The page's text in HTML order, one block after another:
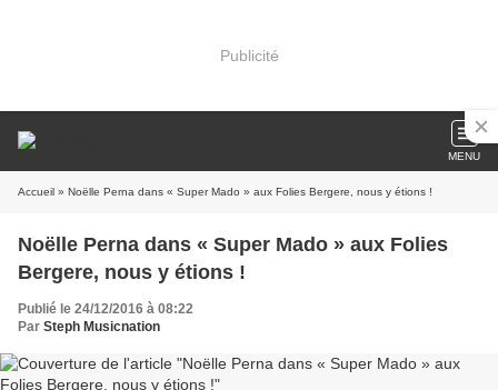
Publicité
MENU
Accueil » Noëlle Perna dans « Super Mado » aux Folies Bergere, nous y étions !
Noëlle Perna dans « Super Mado » aux Folies
Bergere, nous y étions !
Publié le 24/12/2016 à 08:22
Par Steph Musicnation